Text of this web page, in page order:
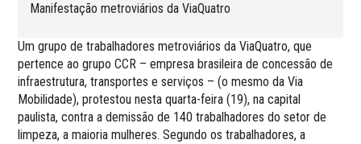
Manifestação metroviários da ViaQuatro
Um grupo de trabalhadores metroviários da ViaQuatro, que
pertence ao grupo CCR – empresa brasileira de concessão de
infraestrutura, transportes e serviços – (o mesmo da Via
Mobilidade), protestou nesta quarta-feira (19), na capital
paulista, contra a demissão de 140 trabalhadores do setor de
limpeza, a maioria mulheres. Segundo os trabalhadores, a